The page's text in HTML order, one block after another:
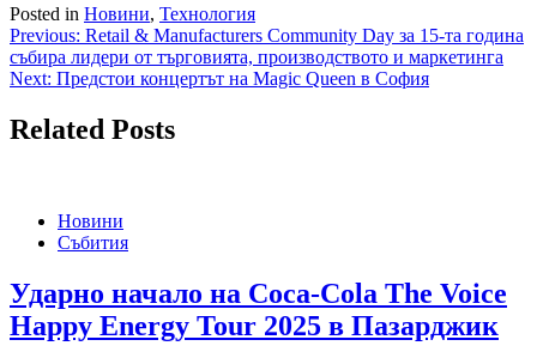
Posted in Новини, Технология
Навигация
Previous: Retail & Manufacturers Community Day за 15-та година
събира лидери от търговията, производството и маркетинга
Next: Предстои концертът на Magic Queen в София
Related Posts
Новини
Събития
Ударно начало на Coca-Cola The Voice
Happy Energy Tour 2025 в Пазарджик